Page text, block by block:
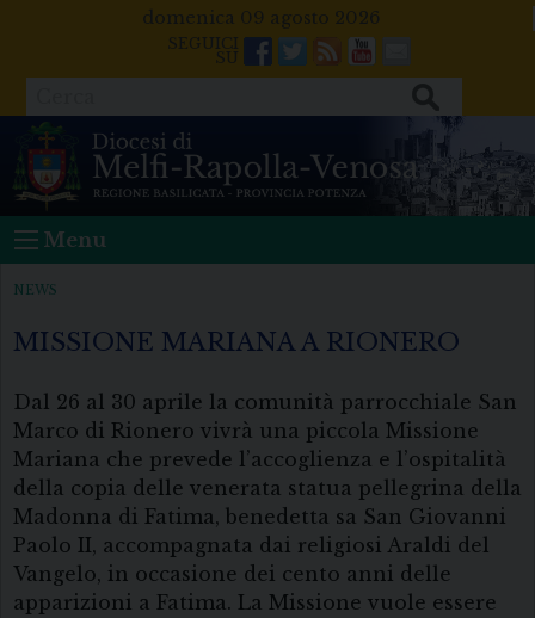
domenica 09 agosto 2026
Facebook
Twitter
FeedsYoutube
Mail
Menu
NEWS
MISSIONE MARIANA A RIONERO
Dal 26 al 30 aprile la comunità parrocchiale San
Marco di Rionero vivrà una piccola Missione
Mariana che prevede l’accoglienza e l’ospitalità
della copia delle venerata statua pellegrina della
Madonna di Fatima, benedetta sa San Giovanni
Paolo II, accompagnata dai religiosi Araldi del
Vangelo, in occasione dei cento anni delle
apparizioni a Fatima. La Missione vuole essere